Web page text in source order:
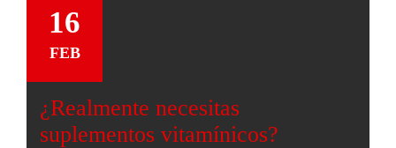
16
FEB
¿Realmente necesitas
suplementos vitamínicos?